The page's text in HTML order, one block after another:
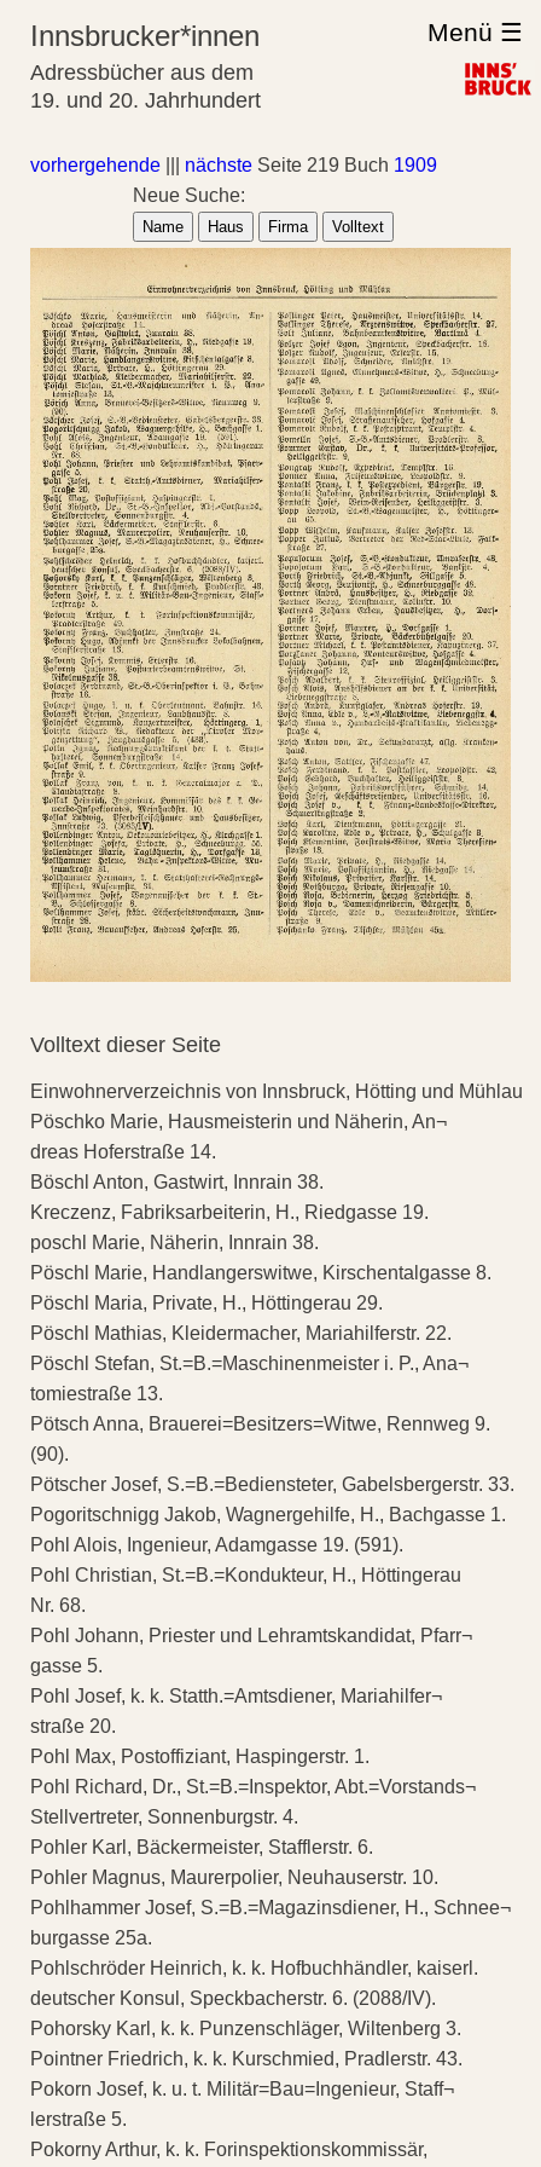
Innsbrucker*innen
Adressbücher aus dem
19. und 20. Jahrhundert
Menü ☰
vorhergehende nächste Seite 219 Buch 1909
Neue Suche:
Name Haus Firma Volltext
Volltext dieser Seite
Einwohnerverzeichnis von Innsbruck, Hötting und Mühlau
Pöschko Marie, Hausmeisterin und Näherin, An¬
dreas Hoferstraße 14.
Böschl Anton, Gastwirt, Innrain 38.
Kreczenz, Fabriksarbeiterin, H., Riedgasse 19.
poschl Marie, Näherin, Innrain 38.
Pöschl Marie, Handlangerswitwe, Kirschentalgasse 8.
Pöschl Maria, Private, H., Höttingerau 29.
Pöschl Mathias, Kleidermacher, Mariahilferstr. 22.
Pöschl Stefan, St.=B.=Maschinenmeister i. P., Ana¬
tomiestraße 13.
Pötsch Anna, Brauerei=Besitzers=Witwe, Rennweg 9.
(90).
Pötscher Josef, S.=B.=Bediensteter, Gabelsbergerstr. 33.
Pogoritschnigg Jakob, Wagnergehilfe, H., Bachgasse 1.
Pohl Alois, Ingenieur, Adamgasse 19. (591).
Pohl Christian, St.=B.=Kondukteur, H., Höttingerau
Nr. 68.
Pohl Johann, Priester und Lehramtskandidat, Pfarr¬
gasse 5.
Pohl Josef, k. k. Statth.=Amtsdiener, Mariahilfer¬
straße 20.
Pohl Max, Postoffiziant, Haspingerstr. 1.
Pohl Richard, Dr., St.=B.=Inspektor, Abt.=Vorstands¬
Stellvertreter, Sonnenburgstr. 4.
Pohler Karl, Bäckermeister, Stafflerstr. 6.
Pohler Magnus, Maurerpolier, Neuhauserstr. 10.
Pohlhammer Josef, S.=B.=Magazinsdiener, H., Schnee¬
burgasse 25a.
Pohlschröder Heinrich, k. k. Hofbuchhändler, kaiserl.
deutscher Konsul, Speckbacherstr. 6. (2088/IV).
Pohorsky Karl, k. k. Punzenschläger, Wiltenberg 3.
Pointner Friedrich, k. k. Kurschmied, Pradlerstr. 43.
Pokorn Josef, k. u. t. Militär=Bau=Ingenieur, Staff¬
lerstraße 5.
Pokorny Arthur, k. k. Forinspektionskommissär,